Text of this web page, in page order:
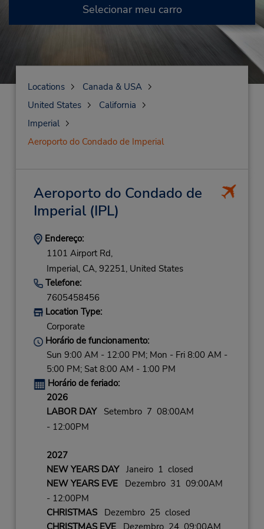
Selecionar meu carro
Locations
Canada & USA
United States
California
Imperial
Aeroporto do Condado de Imperial
Aeroporto do Condado de
Imperial(IPL)
Endereço:
1101 Airport Rd,
Imperial, CA, 92251, United States
Telefone:
7605458456
Location Type:
Corporate
Horário de funcionamento:
Sun 9:00 AM - 12:00 PM; Mon - Fri 8:00 AM -
5:00 PM; Sat 8:00 AM - 1:00 PM
Horário de feriado:
2026
LABOR DAYSetembro 7 08:00AM
- 12:00PM
2027
NEW YEARS DAYJaneiro 1 closed
NEW YEARS EVEDezembro 31 09:00AM
- 12:00PM
CHRISTMASDezembro 25 closed